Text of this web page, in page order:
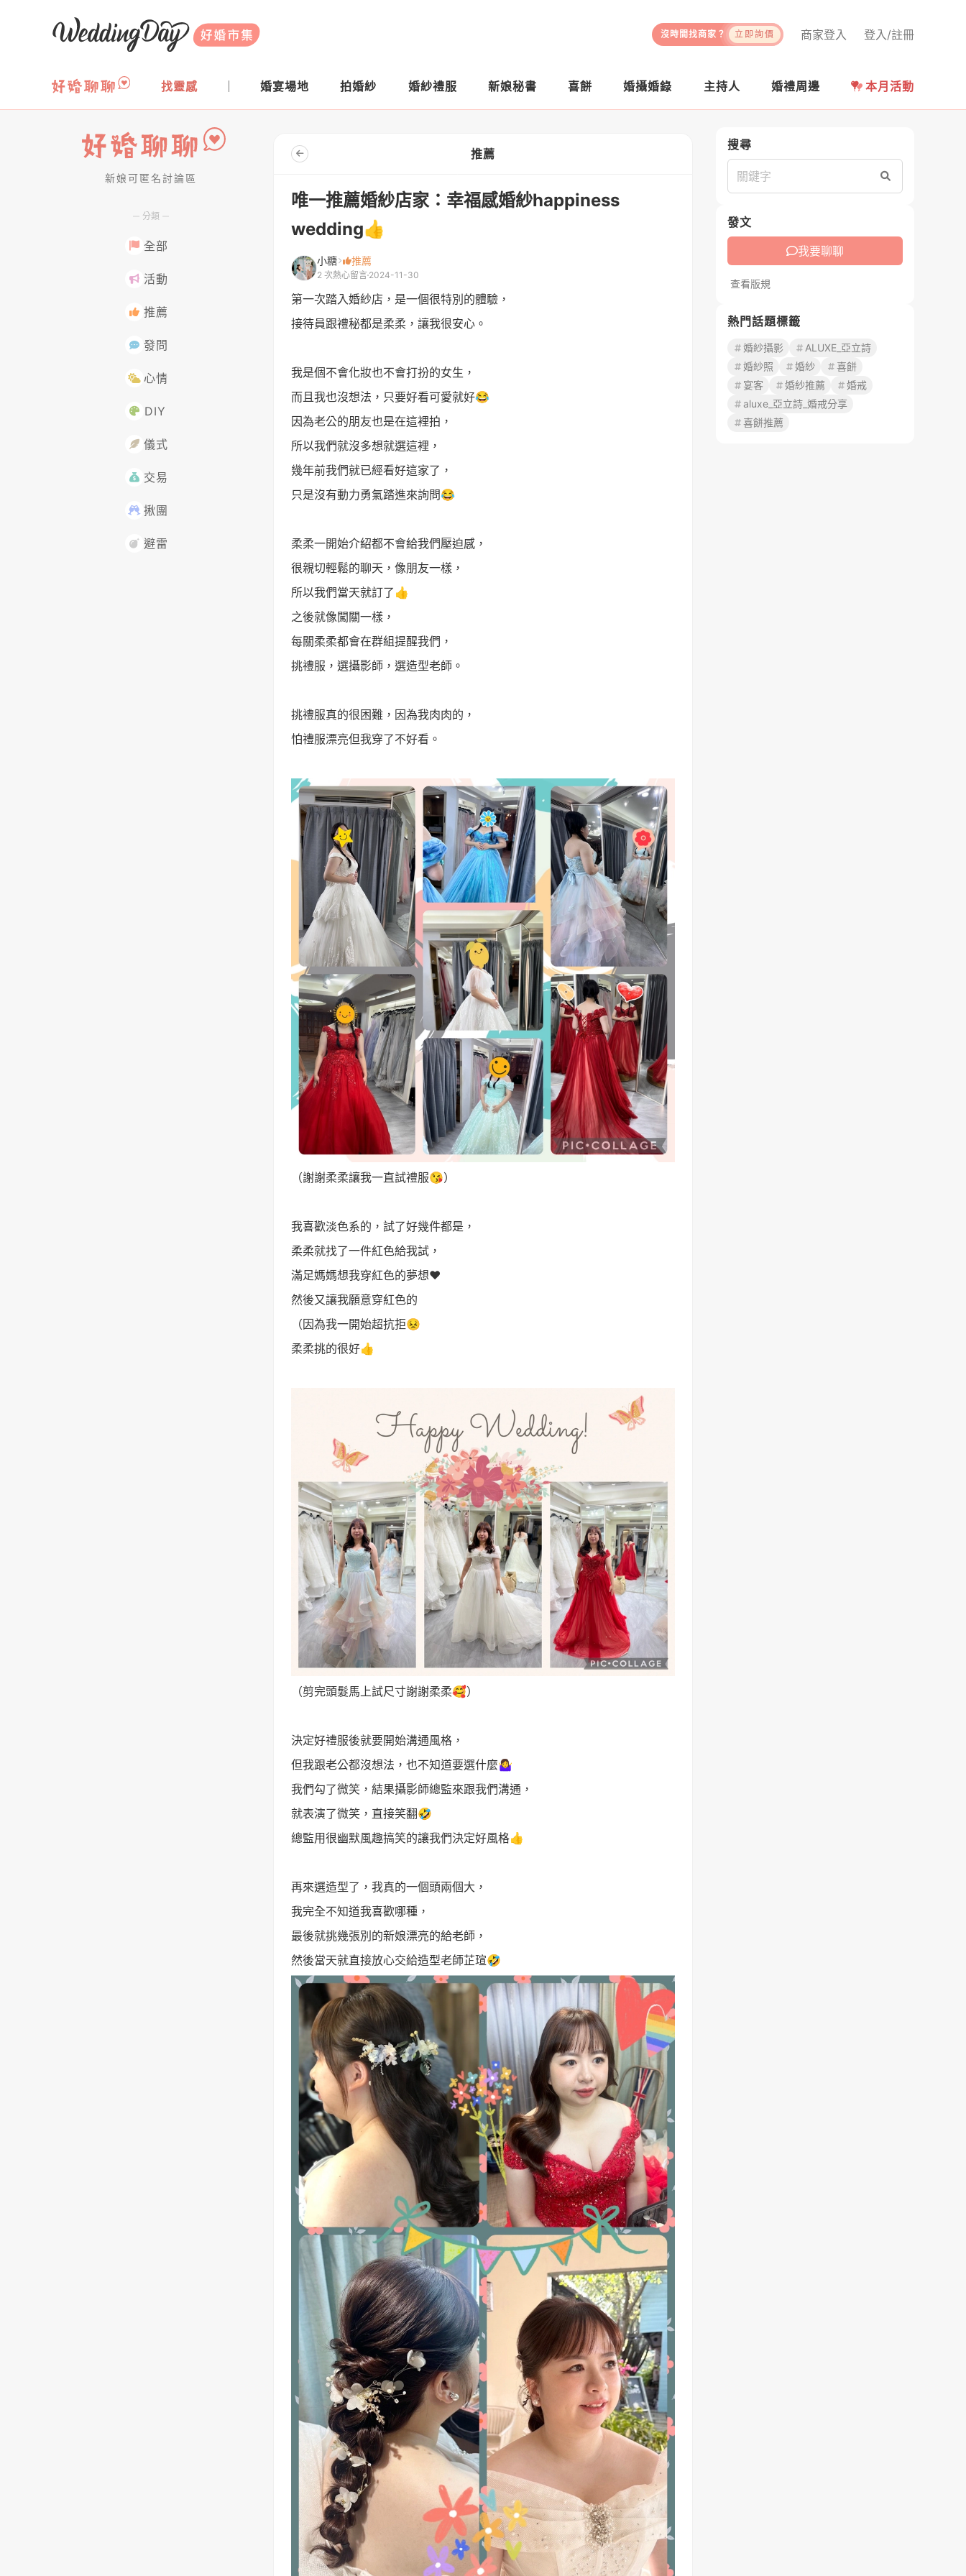
WeddingDay 好婚市集
登入/註冊
商家登入
沒時間找商家？ 立即詢價
找靈感 婚宴場地 拍婚紗 婚紗禮服 新娘秘書 喜餅 婚攝婚錄 主持人 婚禮周邊 本月活動
好婚聊聊新娘可匿名討論區
分類
全部
活動
推薦
發問
心情
DIY
儀式
交易
揪團
避雷
推薦
唯一推薦婚紗店家：幸福感婚紗happiness
wedding👍
小糖 推薦
2 次熱心留言 2024-11-30
第一次踏入婚紗店，是一個很特別的體驗，
接待員跟禮秘都是柔柔，讓我很安心。
我是個不會化妝也不會打扮的女生，
而且我也沒想法，只要好看可愛就好😂
因為老公的朋友也是在這裡拍，
所以我們就沒多想就選這裡，
幾年前我們就已經看好這家了，
只是沒有動力勇氣踏進來詢問😂
柔柔一開始介紹都不會給我們壓迫感，
很親切輕鬆的聊天，像朋友一樣，
所以我們當天就訂了👍
之後就像闖關一樣，
每關柔柔都會在群組提醒我們，
挑禮服，選攝影師，選造型老師。
挑禮服真的很困難，因為我肉肉的，
怕禮服漂亮但我穿了不好看。
（謝謝柔柔讓我一直試禮服😘）
我喜歡淡色系的，試了好幾件都是，
柔柔就找了一件紅色給我試，
滿足媽媽想我穿紅色的夢想❤️
然後又讓我願意穿紅色的
（因為我一開始超抗拒😣
柔柔挑的很好👍
（剪完頭髮馬上試尺寸謝謝柔柔🥰）
決定好禮服後就要開始溝通風格，
但我跟老公都沒想法，也不知道要選什麼🤷‍♀️
我們勾了微笑，結果攝影師總監來跟我們溝通，
就表演了微笑，直接笑翻🤣
總監用很幽默風趣搞笑的讓我們決定好風格👍
再來選造型了，我真的一個頭兩個大，
我完全不知道我喜歡哪種，
最後就挑幾張別的新娘漂亮的給老師，
然後當天就直接放心交給造型老師芷瑄🤣
搜尋
搜尋
發文
我要聊聊
查看版規
熱門話題標籤
婚紗攝影
ALUXE_亞立詩
婚紗照
婚紗
喜餅
宴客
婚紗推薦
婚戒
aluxe_亞立詩_婚戒分享
喜餅推薦